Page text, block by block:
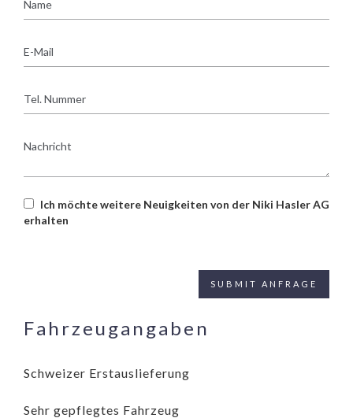
Mail
Nummer
Ich möchte weitere Neuigkeiten von der Niki Hasler AG
erhalten
Fahrzeugangaben
Schweizer Erstauslieferung
Sehr gepflegtes Fahrzeug